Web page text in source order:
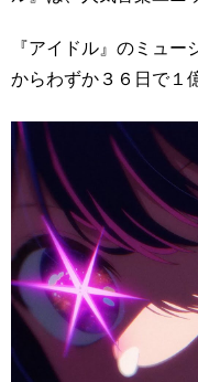
『アイドル』のミュ
からわずか３６日で１